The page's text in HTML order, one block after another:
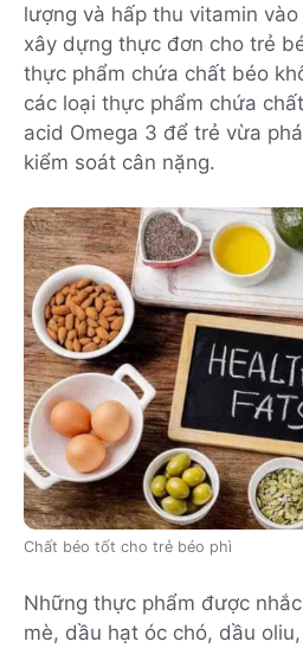
lượng và hấp thu vitamin
xây dựng thực đơn cho trẻ
thực phẩm chứa chất béo
các loại thực phẩm chứa
acid Omega 3 để trẻ vừa
kiểm soát cân nặng.
Chất béo tốt cho trẻ béo phì
Những thực phẩm được
mè, dầu hạt óc chó, dầu